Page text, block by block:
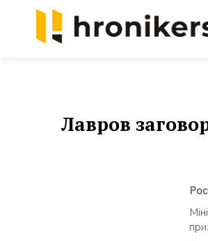
Лавров